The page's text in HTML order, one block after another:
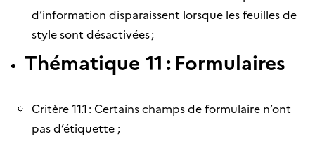
d’information disparaissent lorsque les feuilles de
style sont désactivées ;
Thématique 11 : Formulaires
Critère 11.1 : Certains champs de formulaire n’ont
pas d’étiquette ;